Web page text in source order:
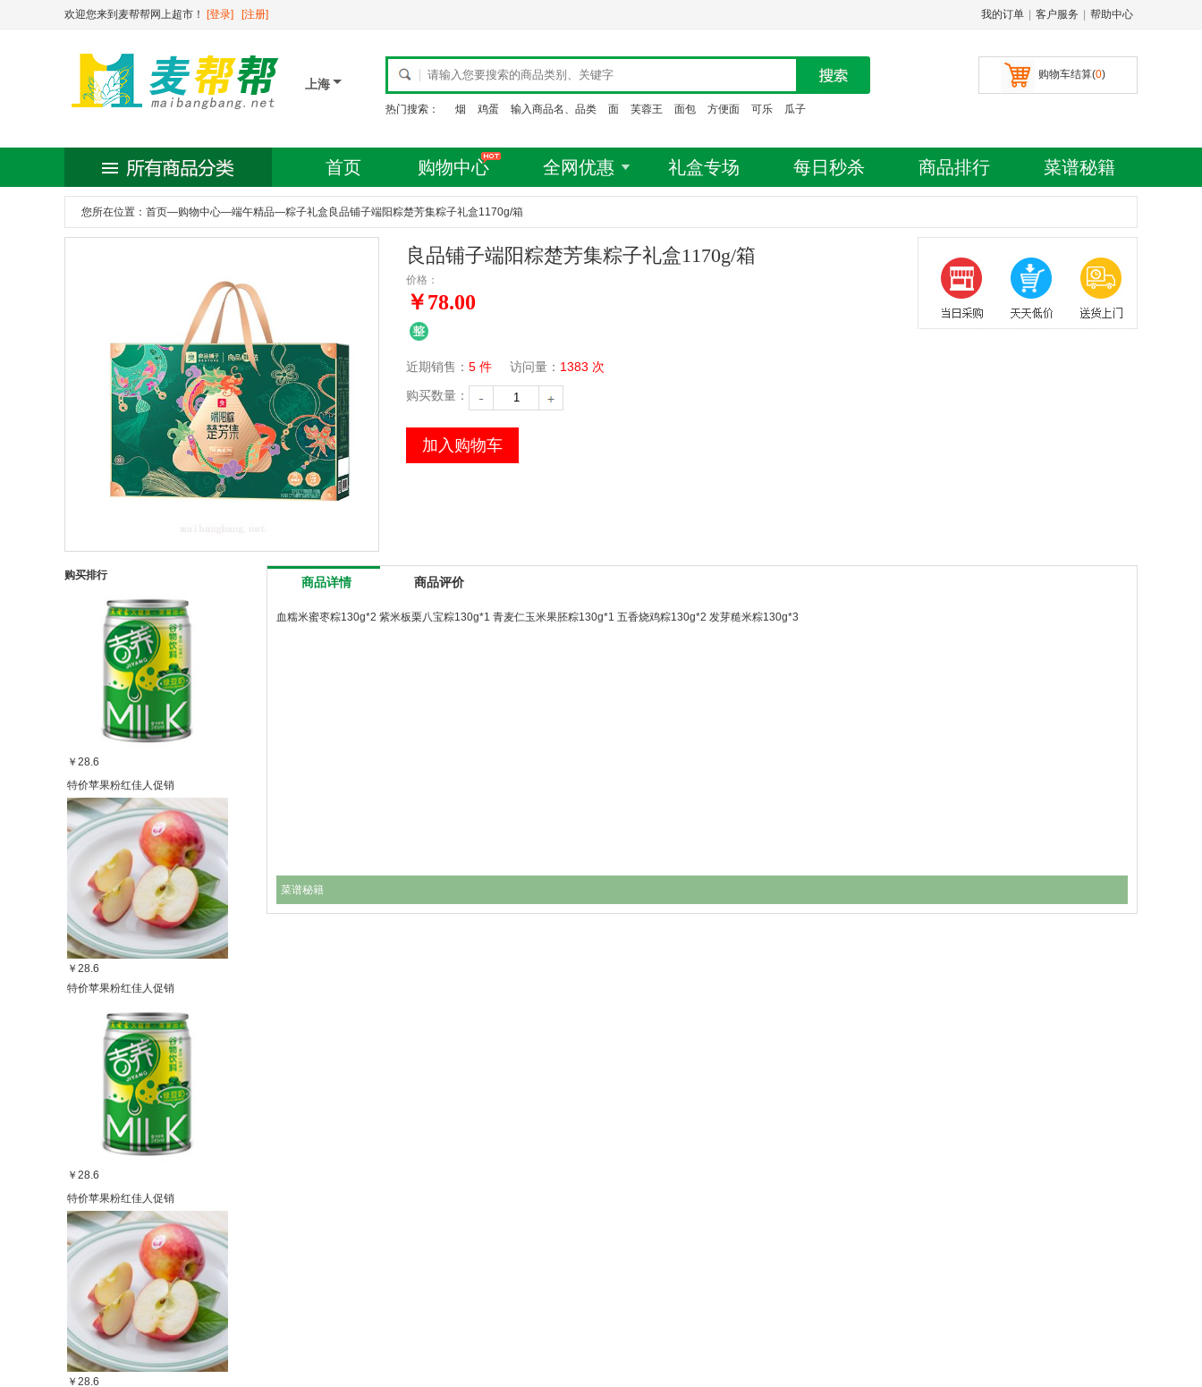
我的订单 客户服务 帮助中心
欢迎您来到麦帮帮网上超市！ [登录] [注册]
上海
热门搜索： 烟 鸡蛋 输入商品名、品类 面 芙蓉王 面包 方便面 可乐 瓜子
购物车结算(0)
首页 购物中心 全网优惠 礼盒专场 每日秒杀 商品排行 菜谱秘籍
您所在位置： 首页—购物中心—端午精品—粽子礼盒良品铺子端阳粽楚芳集粽子礼盒1170g/箱
良品铺子端阳粽楚芳集粽子礼盒1170g/箱
价格：
￥78.00
近期销售： 5 件 访问量： 1383 次
购买数量：
加入购物车
购买排行
￥28.6
特价苹果粉红佳人促销
￥28.6
特价苹果粉红佳人促销
￥28.6
特价苹果粉红佳人促销
￥28.6
商品详情 商品评价
血糯米蜜枣粽130g*2 紫米板栗八宝粽130g*1 青麦仁玉米果胚粽130g*1 五香烧鸡粽130g*2 发芽糙米粽130g*3
菜谱秘籍